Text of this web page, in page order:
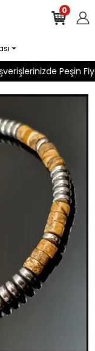
Peşin
0